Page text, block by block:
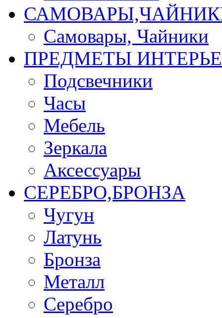
Самовары, Чайники
ПРЕДМЕТЫ
Подсвечники
Часы
Мебель
Зеркала
Аксессуары
СЕРЕБРО,БРОНЗА
Чугун
Латунь
Бронза
Металл
Серебро